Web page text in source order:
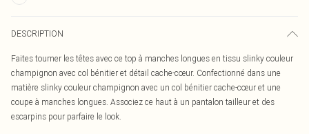
DESCRIPTION
Faites tourner les têtes avec ce top à manches longues en tissu slinky couleur
champignon avec col bénitier et détail cache-cœur. Confectionné dans une
matière slinky couleur champignon avec un col bénitier cache-cœur et une
coupe à manches longues. Associez ce haut à un pantalon tailleur et des
escarpins pour parfaire le look.